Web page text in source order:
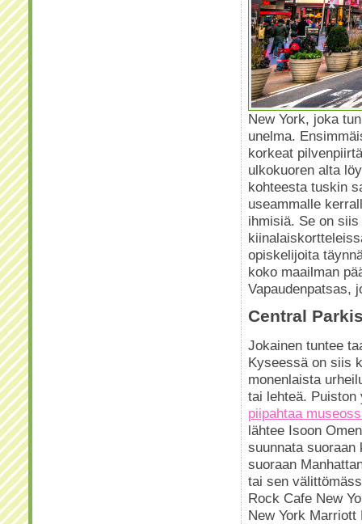
New York, joka
unelma.
korkeat
ulkokuoren alta
kohteesta tuskin
useammalle
ihmisiä. Se on
opiskelijoita
koko maailman
Vapaudenpatsas,
Central
Jokainen tuntee
Kyseessä on siis
monenlaista
tai lehteä.
piipahtaa
lähtee Isoon
suunnata
suoraan
tai sen
Rock Cafe New
New York Marriott